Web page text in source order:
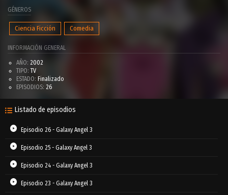
GÉNEROS
Ciencia Ficción Comedia
INFORMACIÓN GENERAL
AÑO: 2002
TIPO: TV
ESTADO: Finalizado
EPISODIOS: 26
Listado de episodios
Episodio 26 - Galaxy Angel 3
Episodio 25 - Galaxy Angel 3
Episodio 24 - Galaxy Angel 3
Episodio 23 - Galaxy Angel 3